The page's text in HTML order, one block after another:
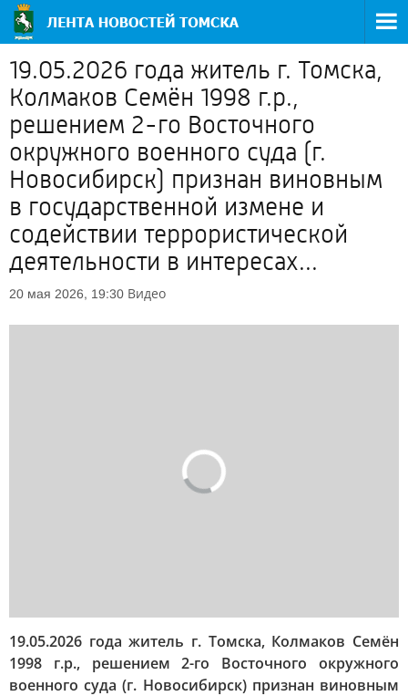
19.05.2026 года житель г. Томска,
Колмаков Семён 1998 г.р.,
решением 2-го Восточного
окружного военного суда (г.
Новосибирск) признан виновным
в государственной измене и
содействии террористической
деятельности в интересах...
20 мая 2026, 19:30 Видео
19.05.2026 года житель г. Томска, Колмаков Семён
1998 г.р., решением 2-го Восточного окружного
военного суда (г. Новосибирск) признан виновным